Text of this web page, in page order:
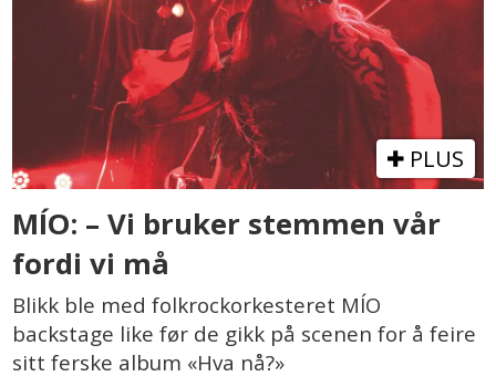
PLUS
MÍO: – Vi bruker stemmen vår
fordi vi må
Blikk ble med folkrockorkesteret MÍO
backstage like før de gikk på scenen for å feire
sitt ferske album «Hva nå?»